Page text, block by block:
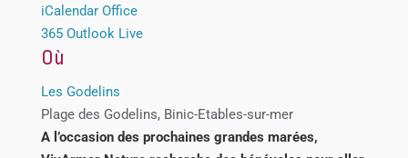
iCalendar Office
365 Outlook Live
Où
Les Godelins
Plage des Godelins, Binic-Etables-sur-mer
A l’occasion des prochaines grandes marées,